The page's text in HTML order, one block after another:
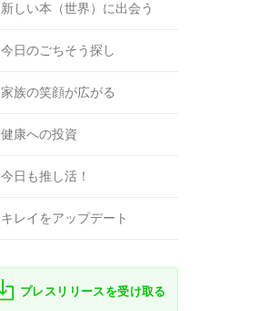
新しい本（世界）に出会う
今日のごちそう探し
家族の笑顔が広がる
健康への投資
今日も推し活！
キレイをアップデート
プレスリリースを受け取る